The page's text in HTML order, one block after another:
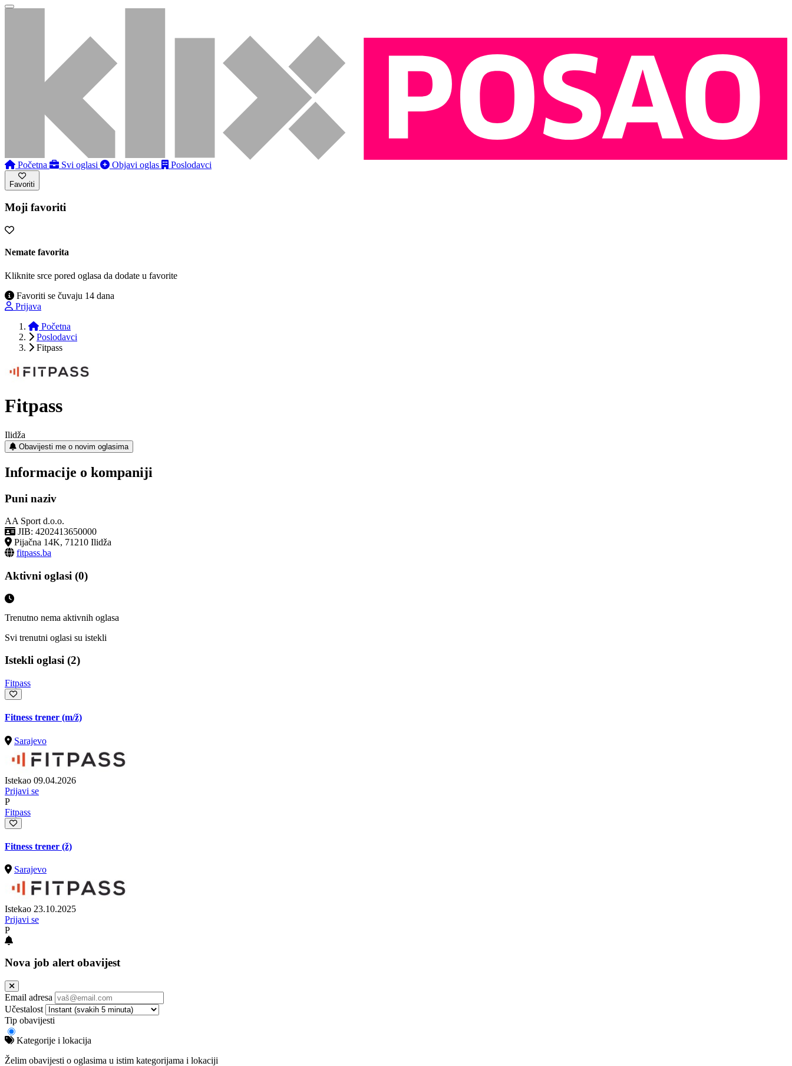
Početna Svi oglasi Objavi oglas Poslodavci
Favoriti
Moji favoriti
Nemate favorita
Kliknite srce pored oglasa da dodate u favorite
Favoriti se čuvaju 14 dana
Prijava
Početna
Poslodavci
Fitpass
Fitpass
Ilidža
Obavijesti me o novim oglasima
Informacije o kompaniji
Puni naziv
AA Sport d.o.o.
JIB: 4202413650000
Pijačna 14K, 71210 Ilidža
fitpass.ba
Aktivni oglasi (0)
Trenutno nema aktivnih oglasa
Svi trenutni oglasi su istekli
Istekli oglasi (2)
Fitpass
Fitness trener (m/ž)
Sarajevo
Istekao 09.04.2026
Prijavi se
P
Fitpass
Fitness trener (ž)
Sarajevo
Istekao 23.10.2025
Prijavi se
P
Nova job alert obavijest
Email adresa
Učestalost
Tip obavijesti
Kategorije i lokacija
Želim obavijesti o oglasima u istim kategorijama i lokaciji